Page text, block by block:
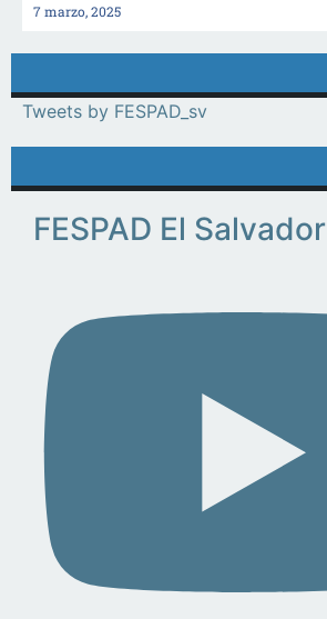
7 marzo, 2025
Tweets by FESPAD_sv
FESPAD El Salvador